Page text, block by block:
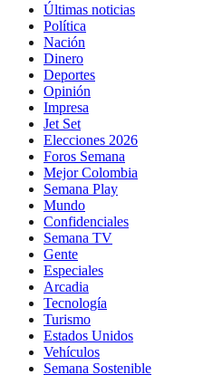
Últimas noticias
Política
Nación
Dinero
Deportes
Opinión
Impresa
Jet Set
Elecciones 2026
Foros Semana
Mejor Colombia
Semana Play
Mundo
Confidenciales
Semana TV
Gente
Especiales
Arcadia
Tecnología
Turismo
Estados Unidos
Vehículos
Semana Sostenible